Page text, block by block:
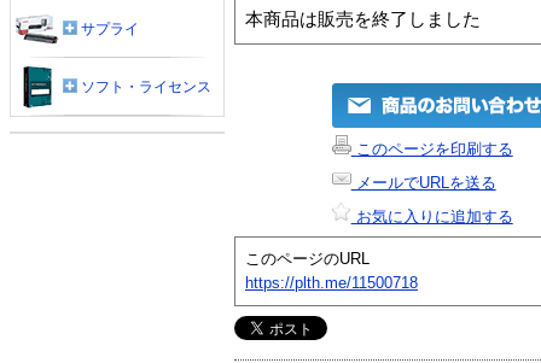
本商品は販売を終了しました
このページを印刷する
メールでURLを送る
お気に入りに追加する
このページのURL
https://plth.me/11500718
サプライ
ソフト・ライセンス